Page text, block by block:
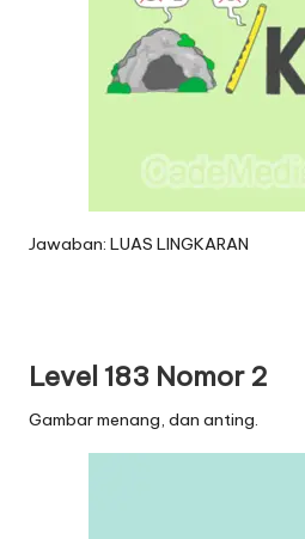
Jawaban: LUAS LINGKARAN
Level 183 Nomor 2
Gambar menang, dan anting.